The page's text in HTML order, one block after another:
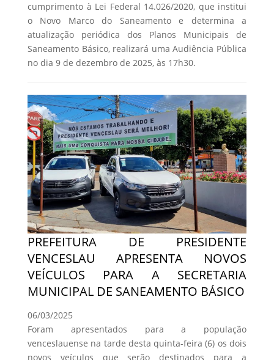
cumprimento à Lei Federal 14.026/2020, que institui
o Novo Marco do Saneamento e determina a
atualização periódica dos Planos Municipais de
Saneamento Básico, realizará uma Audiência Pública
no dia 9 de dezembro de 2025, às 17h30.
PREFEITURA DE PRESIDENTE
VENCESLAU APRESENTA NOVOS
VEÍCULOS PARA A SECRETARIA
MUNICIPAL DE SANEAMENTO BÁSICO
06/03/2025
Foram apresentados para a população
venceslauense na tarde desta quinta-feira (6) os dois
novos veículos que serão destinados para a